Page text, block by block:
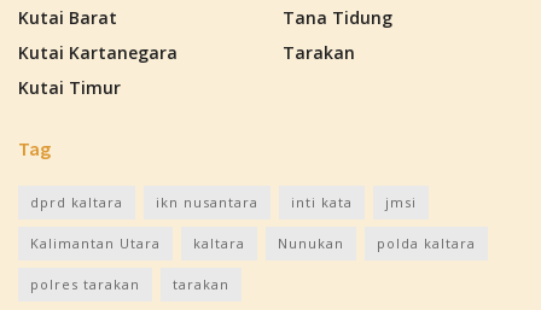
Kutai Barat
Kutai Kartanegara
Kutai Timur
Tana Tidung
Tarakan
Tag
dprd kaltara ikn nusantara inti kata jmsi
Kalimantan Utara kaltara Nunukan polda kaltara
polres tarakan tarakan